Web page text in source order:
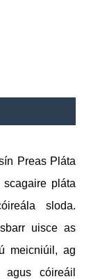
Preas Pláta
pláta
sloda.
uisce as
meicniúil, ag
cóireáil